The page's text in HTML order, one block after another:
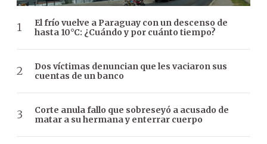
El frío vuelve a Paraguay con un descenso de
hasta 10°C: ¿Cuándo y por cuánto tiempo?
Dos víctimas denuncian que les vaciaron sus
cuentas de un banco
Corte anula fallo que sobreseyó a acusado de
matar a su hermana y enterrar cuerpo